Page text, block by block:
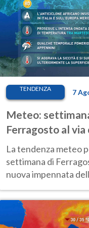
TENDENZA 7
Meteo:
Ferragosto al via
intenso e
La tendenza meteo
settimana di
nuova impennata
anche al Nord.